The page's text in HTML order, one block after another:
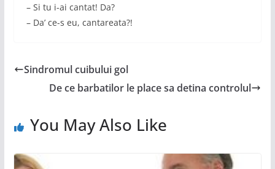
– Si tu i-ai cantat! Da?
– Da’ ce-s eu, cantareata?!
Sindromul cuibului gol
De ce barbatilor le place sa detina controlul
You May Also Like